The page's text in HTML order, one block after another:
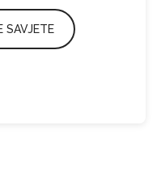
SAVJETE